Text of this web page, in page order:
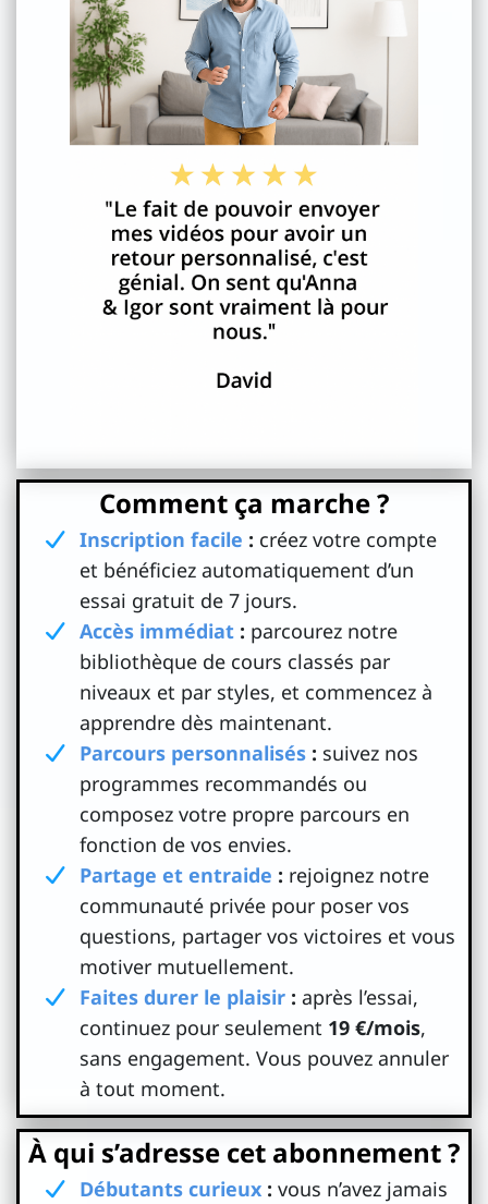
Comment ça marche ?
Inscription facile : créez votre compte
et bénéficiez automatiquement d’un
essai gratuit de 7 jours.
Accès immédiat : parcourez notre
bibliothèque de cours classés par
niveaux et par styles, et commencez à
apprendre dès maintenant.
Parcours personnalisés : suivez nos
programmes recommandés ou
composez votre propre parcours en
fonction de vos envies.
Partage et entraide : rejoignez notre
communauté privée pour poser vos
questions, partager vos victoires et vous
motiver mutuellement.
Faites durer le plaisir : après l’essai,
continuez pour seulement 19 €/mois,
sans engagement. Vous pouvez annuler
à tout moment.
À qui s’adresse cet abonnement ?
Débutants curieux : vous n’avez jamais